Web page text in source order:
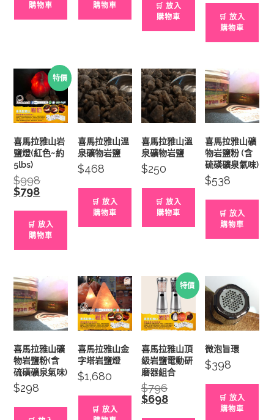
購物車
購物車
🛒 放入
購物車
🛒 放入
購物車
特價
喜馬拉雅山岩
鹽燈(紅色~約
5lbs)
$998Original
was:
$798Current
price
🛒 放入
購物車
喜馬拉雅山溫
泉礦物岩鹽
$468
🛒 放入
購物車
喜馬拉雅山溫
泉礦物岩鹽
$250
🛒 放入
購物車
喜馬拉雅山礦
物岩鹽粉 (含
硫磺礦泉氣味)
$538
🛒 放入
購物車
喜馬拉雅山礦
物岩鹽粉(含
硫磺礦泉氣味)
$298
喜馬拉雅山金
字塔岩鹽燈
$1,680
🛒 放入
特價
喜馬拉雅山頂
級岩鹽電動研
磨器組合
$796Original
price
was:
$698Current
price
微泡旨環
$398
🛒 放入
購物車